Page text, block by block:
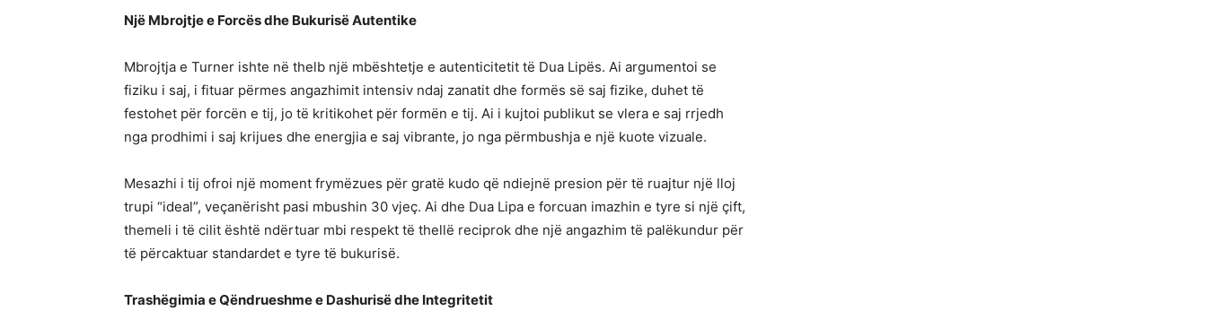
Një Mbrojtje e Forcës dhe Bukurisë Autentike
Mbrojtja e Turner ishte në thelb një mbështetje e autenticitetit të Dua Lipës. Ai argumentoi se
fiziku i saj, i fituar përmes angazhimit intensiv ndaj zanatit dhe formës së saj fizike, duhet të
festohet për forcën e tij, jo të kritikohet për formën e tij. Ai i kujtoi publikut se vlera e saj rrjedh
nga prodhimi i saj krijues dhe energjia e saj vibrante, jo nga përmbushja e një kuote vizuale.
Mesazhi i tij ofroi një moment frymëzues për gratë kudo që ndiejnë presion për të ruajtur një lloj
trupi “ideal”, veçanërisht pasi mbushin 30 vjeç. Ai dhe Dua Lipa e forcuan imazhin e tyre si një çift,
themeli i të cilit është ndërtuar mbi respekt të thellë reciprok dhe një angazhim të palëkundur për
të përcaktuar standardet e tyre të bukurisë.
Trashëgimia e Qëndrueshme e Dashurisë dhe Integritetit